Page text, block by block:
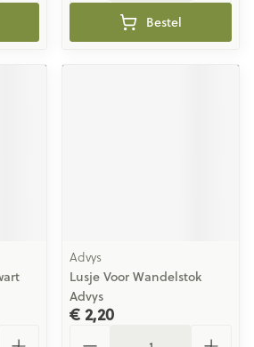
Bestel
Advys
Lusje Voor Wandelstok
Advys
€ 2,20